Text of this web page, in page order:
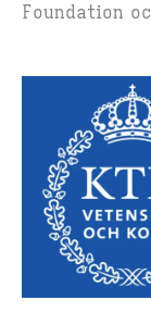
Foundation